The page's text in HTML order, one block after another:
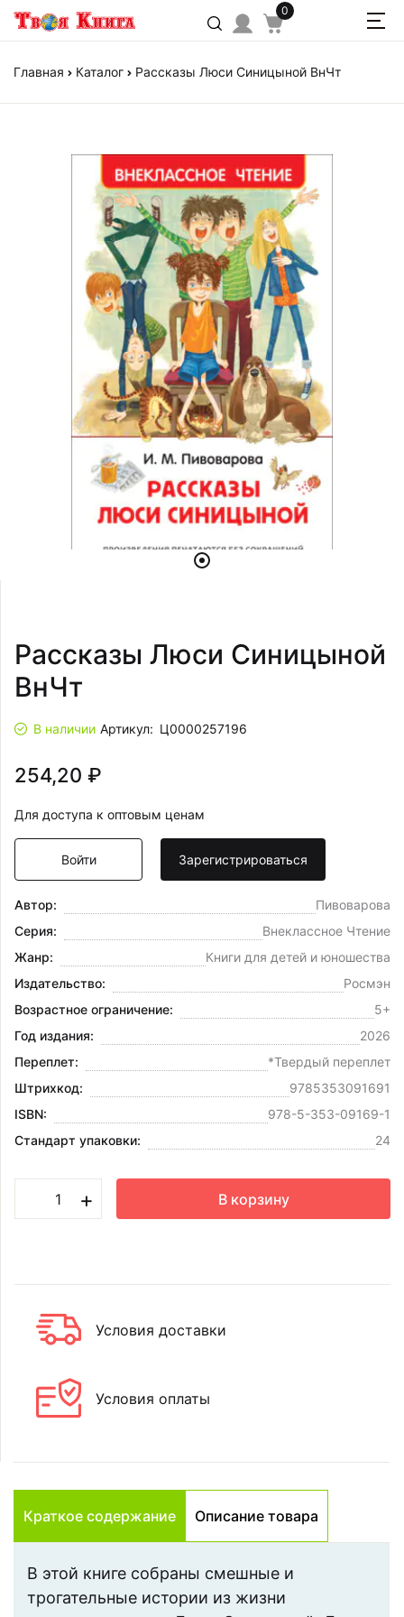
0
Главная Каталог Рассказы Люси Синицыной ВнЧт
Рассказы Люси Синицыной
ВнЧт
В наличии Артикул: Ц0000257196
254,20 ₽
Для доступа к оптовым ценам
Войти Зарегистрироваться
Автор:
Пивоварова
Серия:
Внеклассное Чтение
Жанр:
Книги для детей и юношества
Издательство:
Росмэн
Возрастное ограничение:
5+
Год издания:
2026
Переплет:
*Твердый переплет
Штрихкод:
9785353091691
ISBN:
978-5-353-09169-1
Стандарт упаковки:
24
+ В корзину
Условия доставки
Условия оплаты
Краткое содержание Описание товара
В этой книге собраны смешные и
трогательные истории из жизни